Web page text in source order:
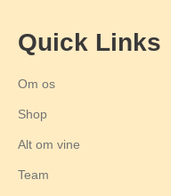
Quick Links
Om os
Shop
Alt om vine
Team